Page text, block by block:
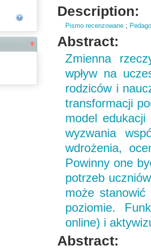
Description:
Pismo recenzowane ;
Abstract:
Zmienna
wpływ na
rodziców i
transformacji
model
wyzwania
wdrożenia,
Powinny one
potrzeb
może
poziomie.
online) i
Abstract: